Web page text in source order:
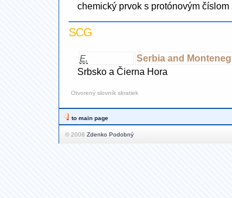
chemický prvok s protónovým číslom
SCG
E.
Serbia and
Srbsko a Čierna Hora
Otvorený slovník skratiek
to main page
© 2008 Zdenko Podobný